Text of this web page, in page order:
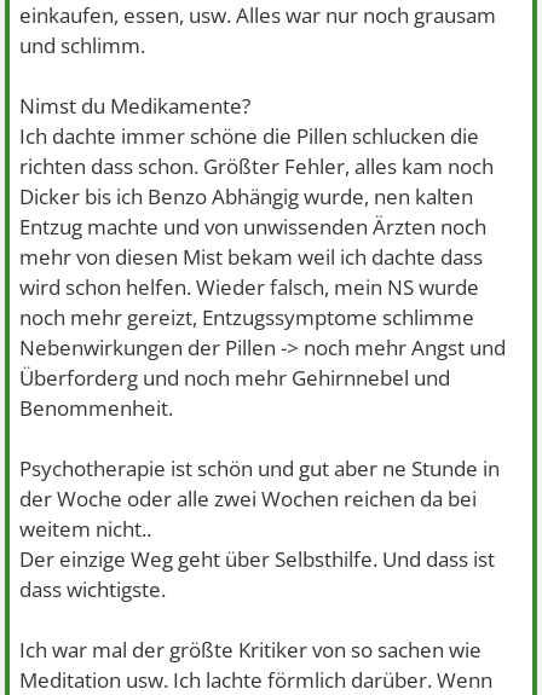
einkaufen, essen, usw. Alles war nur noch grausam
und schlimm.
Nimst du Medikamente?
Ich dachte immer schöne die Pillen schlucken die
richten dass schon. Größter Fehler, alles kam noch
Dicker bis ich Benzo Abhängig wurde, nen kalten
Entzug machte und von unwissenden Ärzten noch
mehr von diesen Mist bekam weil ich dachte dass
wird schon helfen. Wieder falsch, mein NS wurde
noch mehr gereizt, Entzugssymptome schlimme
Nebenwirkungen der Pillen -> noch mehr Angst und
Überforderg und noch mehr Gehirnnebel und
Benommenheit.
Psychotherapie ist schön und gut aber ne Stunde in
der Woche oder alle zwei Wochen reichen da bei
weitem nicht..
Der einzige Weg geht über Selbsthilfe. Und dass ist
dass wichtigste.
Ich war mal der größte Kritiker von so sachen wie
Meditation usw. Ich lachte förmlich darüber. Wenn